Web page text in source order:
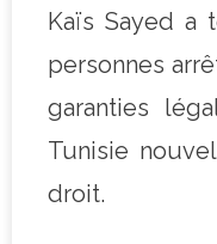
Kaïs Sayed a
personnes
garanties
Tunisie
droit.